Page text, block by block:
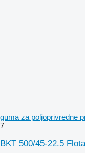
guma za poljoprivredne
7
BKT 500/45-22.5